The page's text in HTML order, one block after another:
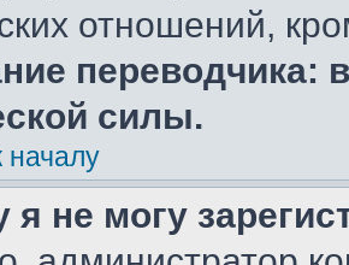
отношений,
переводчика:
силы.
началу
я не могу